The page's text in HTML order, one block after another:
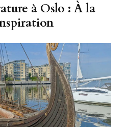
à Oslo : À la